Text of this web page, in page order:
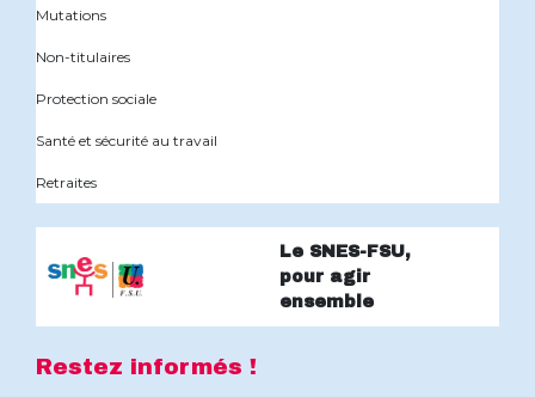
Mutations
Non-titulaires
Protection sociale
Santé et sécurité au travail
Retraites
Le SNES-FSU,
pour agir
ensemble
Restez informés !